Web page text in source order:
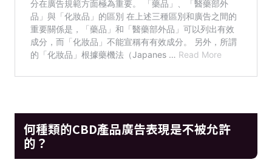
何種類的CBD產品廣告表現是不被允許
的？